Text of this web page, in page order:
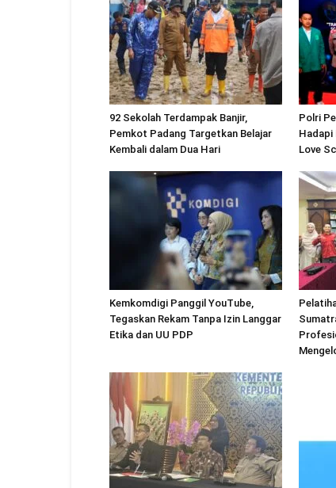
92 Sekolah Terdampak Banjir,
Pemkot Padang Targetkan Belajar
Kembali dalam Dua Hari
Polri
Hadapi
Love
Kemkomdigi Panggil YouTube,
Tegaskan Rekam Tanpa Izin Langgar
Etika dan UU PDP